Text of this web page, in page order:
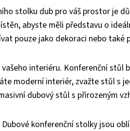
stolku dub pro váš prostor je
abyste měli představu o
pouze jako dekoraci nebo také
interiéru. Konferenční stůl
moderní interiér, zvažte stůl s
dubový stůl s přirozeným
konferenční stolky jsou